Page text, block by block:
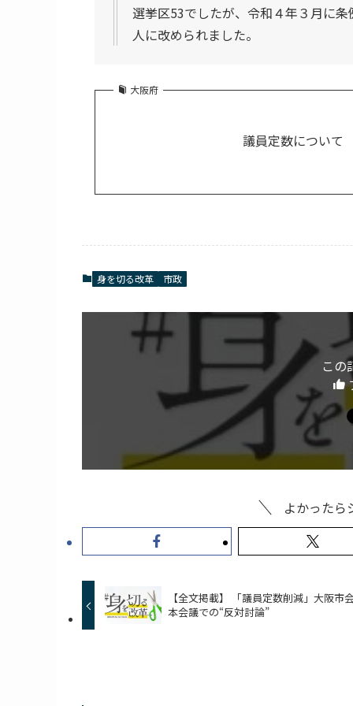
選挙区53でしたが、令和４年３月に
人に改められました。
大阪府
議員定数について
身を切る改革 市政
この
よかったら
【全文掲載】 「議員定数削減」大阪市
本会議での“反対討論”